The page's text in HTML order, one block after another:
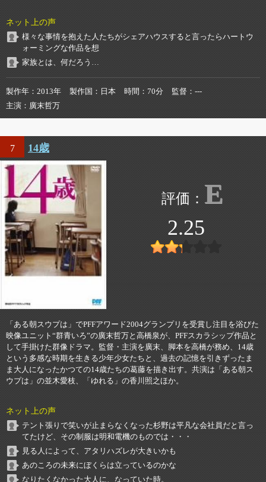
ネット上の声
様々な事情を抱えた人たちがシェアハウスすると言ったらハートウ
ォーミングな作品を想
家族とは、何だろう…
製作年 2013年 製作国 日本 時間 70分 監督
---
主演
廣末哲万
7 14歳
E
2.25
「ある朝スウプは」でPFFアワード2004グランプリを受賞し注目を浴びた
映像ユニット“群青いろ”の廣末哲万と高橋泉が、PFFスカラシップ作品と
して手掛けた群像ドラマ。監督・主演を廣末、脚本を高橋が務め、14歳
という多感な時期を生きる少年少女たちと、過去の記憶を引きずったま
ま大人になったかつての14歳たちの葛藤を描き出す。共演は「ある朝ス
ウプは」の並木愛枝、「ゆれる」の香川照之ほか。
ネット上の声
テント張りで笑いが止まらなくなった杉野は平凡な会社員だと言っ
てたけど、その制服は明和電機のものでは・・・
見る人によって、アタリハズレが大きいかも
あのころの未来にぼくらは立っているのかな
なりたくなかった大人に、なっていた時。